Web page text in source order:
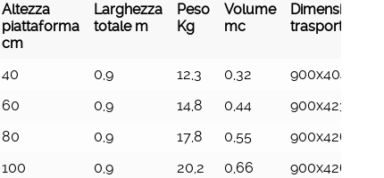
Altezza
piattaforma
cm
Larghezza
totale m
Peso
Kg
Volume
mc
Dimensioni di
trasporto mm
Altezza
piattaforma
cm
Larghezza
totale m
Peso
Kg
Volume
mc
Dimensioni di
trasporto mm
40 0,9 12,3 0,32
900x404x870
60 0,9 14,8 0,44
900x423x1158
80 0,9 17,8 0,55
100 0,9 20,2 0,66
900x426x173